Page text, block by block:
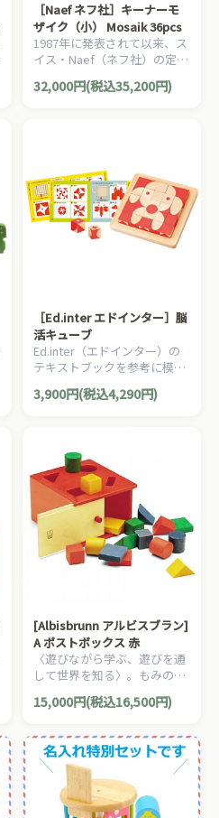
30,000円以上 →
［Naef ネフ社］キーナーモ
ザイク（小） Mosaik 36pcs
1987年に発表されて以来、ス
イス・Naef（ネフ社）の定番
のおもちゃとして高い人気を
誇る木製モザイクキューブ
32,000円(税込35,200円)
［Ed.inter エドインター］脳
活キューブ
Ed.inter（エドインター）の
テキストブックを参考に模様
を作って遊ぶ木製キューブパ
ズルです。2016年グッドトイ
3,900円(税込4,290円)
[Albisbrunn アルビスブラン]
A ポストボックス 赤
〈遊びながら学ぶ、遊びを通
して世界を知る〉。もみの木
マークが目印のスイス、アル
ビスブランの玩具です。
15,000円(税込16,500円)